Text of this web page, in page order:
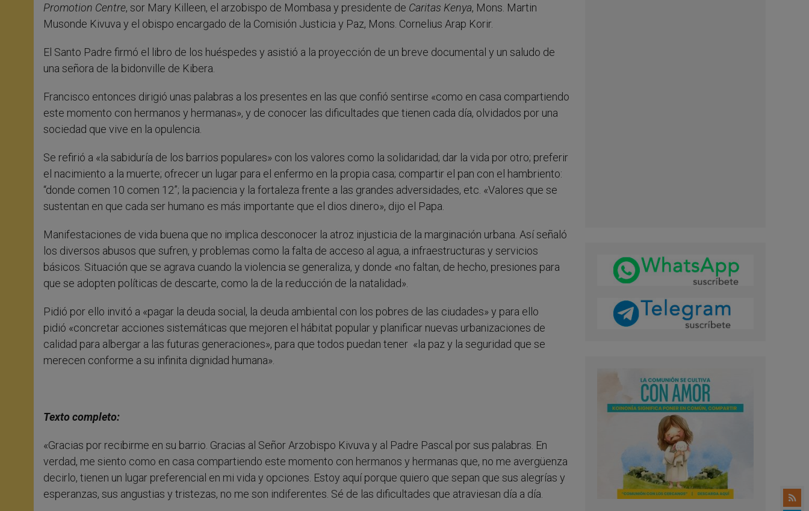
Promotion Centre, sor Mary Killeen, el arzobispo de Mombasa y presidente de Caritas Kenya, Mons. Martin
Musonde Kivuva y el obispo encargado de la Comisión Justicia y Paz, Mons. Cornelius Arap Korir.
El Santo Padre firmó el libro de los huéspedes y asistió a la proyección de un breve documental y un saludo de
una señora de la bidonville de Kibera.
Francisco entonces dirigió unas palabras a los presentes en las que confió sentirse «como en casa compartiendo
este momento con hermanos y hermanas», y de conocer las dificultades que tienen cada día, olvidados por una
sociedad que vive en la opulencia.
Se refirió a «la sabiduría de los barrios populares» con los valores como la solidaridad; dar la vida por otro; preferir
el nacimiento a la muerte; ofrecer un lugar para el enfermo en la propia casa; compartir el pan con el hambriento:
“donde comen 10 comen 12”; la paciencia y la fortaleza frente a las grandes adversidades, etc. «Valores que se
sustentan en que cada ser humano es más importante que el dios dinero», dijo el Papa.
Manifestaciones de vida buena que no implica desconocer la atroz injusticia de la marginación urbana. Así señaló
los diversos abusos que sufren, y problemas como la falta de acceso al agua, a infraestructuras y servicios
básicos. Situación que se agrava cuando la violencia se generaliza, y donde «no faltan, de hecho, presiones para
que se adopten políticas de descarte, como la de la reducción de la natalidad».
Pidió por ello invitó a «pagar la deuda social, la deuda ambiental con los pobres de las ciudades» y para ello
pidió «concretar acciones sistemáticas que mejoren el hábitat popular y planificar nuevas urbanizaciones de
calidad para albergar a las futuras generaciones», para que todos puedan tener «la paz y la seguridad que se
merecen conforme a su infinita dignidad humana».
Texto completo:
«Gracias por recibirme en su barrio. Gracias al Señor Arzobispo Kivuva y al Padre Pascal por sus palabras. En
verdad, me siento como en casa compartiendo este momento con hermanos y hermanas que, no me avergüenza
decirlo, tienen un lugar preferencial en mi vida y opciones. Estoy aquí porque quiero que sepan que sus alegrías y
esperanzas, sus angustias y tristezas, no me son indiferentes. Sé de las dificultades que atraviesan día a día.